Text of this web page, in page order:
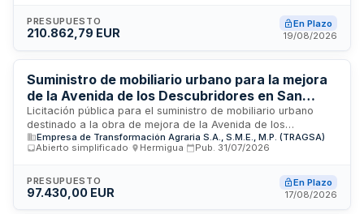
incluyendo transporte, montaje, desmontaje, puesta en
marcha y habilitación de los espacios necesarios para el
PRESUPUESTO
210.862,79 EUR
En Plazo
19/08/2026
Suministro de mobiliario urbano para la mejora
de la Avenida de los Descubridores en San
Sebastián de La Gomera
Licitación pública para el suministro de mobiliario urbano
destinado a la obra de mejora de la Avenida de los
Descubridores (Ruta Colombina) en San Sebastián de La
Gomera. El contrato comprende tres lotes: mobiliario urbano
prestación incluye la entrega de los materiales y, en su caso,
la instalación posterior de los bienes suministrados. Los
Empresa de Transformación Agraria S.A., S.M.E., M.P. (TRAGSA)
Abierto simplificado
Hermigua Pub. 31/07/2026
PRESUPUESTO
97.430,00 EUR
En Plazo
17/08/2026